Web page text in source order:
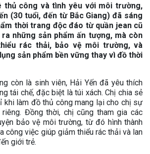
thủ công và tình yêu với môi trường,
(30 tuổi, đến từ Bắc Giang) đã sáng
thời trang độc đáo từ quần jean cũ
những sản phẩm ấn tượng, mà còn
rác thải, bảo vệ môi trường, và
sản phẩm bền vững thay vì đồ thời
còn là sinh viên, Hải Yến đã yêu thích
tái chế, đặc biệt là túi xách. Chị chia sẻ
khi làm đồ thủ công mang lại cho chị sự
Đồng thời, chị cũng tham gia các
bảo vệ môi trường, từ đó hình thành
công việc giúp giảm thiểu rác thải và lan
giới trẻ.